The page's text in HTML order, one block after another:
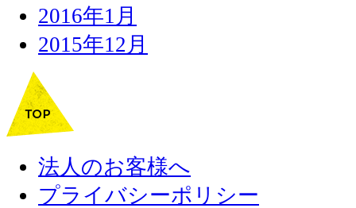
2016年1月
2015年12月
法人のお客様へ
プライバシーポリシー